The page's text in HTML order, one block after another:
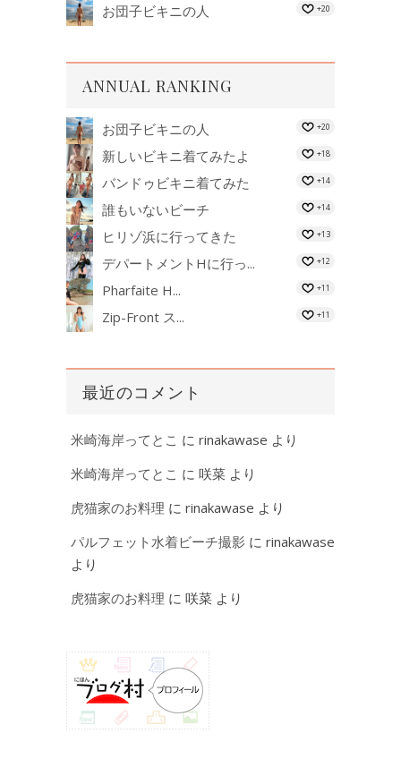
お団子ビキニの人 +20
ANNUAL RANKING
お団子ビキニの人 +20
新しいビキニ着てみたよ +18
バンドゥビキニ着てみた +14
誰もいないビーチ +14
ヒリゾ浜に行ってきた +13
デパートメントHに行っ... +12
Pharfaite H... +11
Zip-Front ス... +11
最近のコメント
米崎海岸ってとこ に rinakawase より
米崎海岸ってとこ に 咲菜 より
虎猫家のお料理 に rinakawase より
パルフェット水着ビーチ撮影 に rinakawase
より
虎猫家のお料理 に 咲菜 より